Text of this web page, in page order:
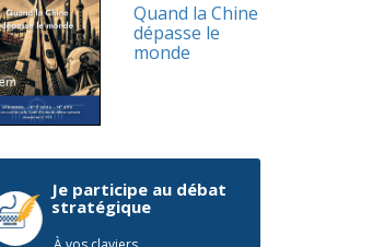
Quand la Chine
dépasse le
monde
Je participe au débat
stratégique